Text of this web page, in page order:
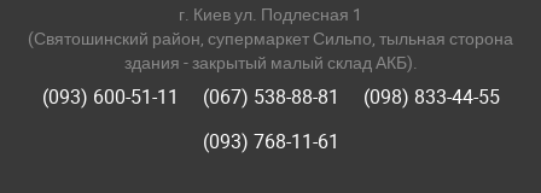
г. Киев ул. Подлесная 1
(Святошинский район, супермаркет Сильпо, тыльная сторона
здания - закрытый малый склад АКБ).
(093) 600-51-11 (067) 538-88-81
(098) 833-44-55
(093) 768-11-61